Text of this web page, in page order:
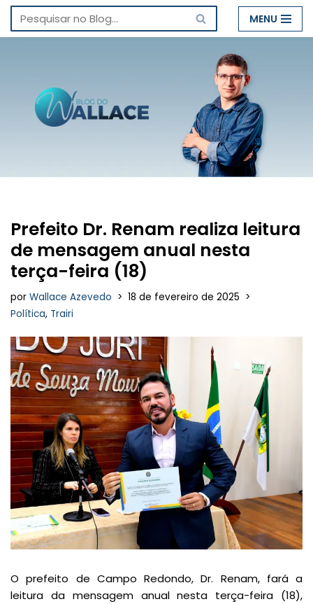
Pular
conteúdo
MENU
Prefeito Dr. Renam realiza leitura
de mensagem anual nesta
terça-feira (18)
por Wallace Azevedo
18 de fevereiro de 2025
Política, Trairi
O prefeito de Campo Redondo, Dr. Renam, fará a
leitura da mensagem anual nesta terça-feira (18),